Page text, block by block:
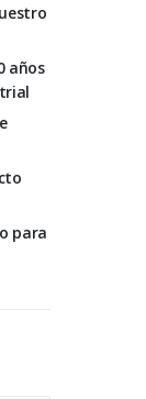
años
para